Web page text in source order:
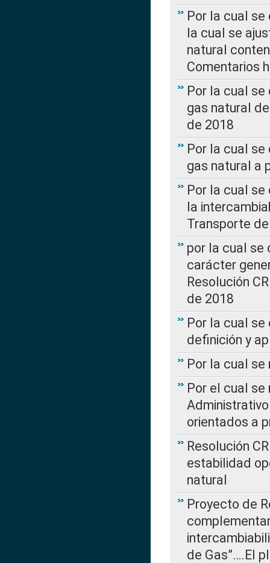
Por la cual se
la cual se
natural
Comentarios
Por la cual
gas natural
de 2018
Por la cual
gas natural a
Por la cual
la
Transporte
por la cual se
carácter
Resolución
de 2018
Por la cual
definición y
Por la cual
Por el cual
orientados a
Resolución
estabilidad
natural
Proyecto de
de Gas”….El